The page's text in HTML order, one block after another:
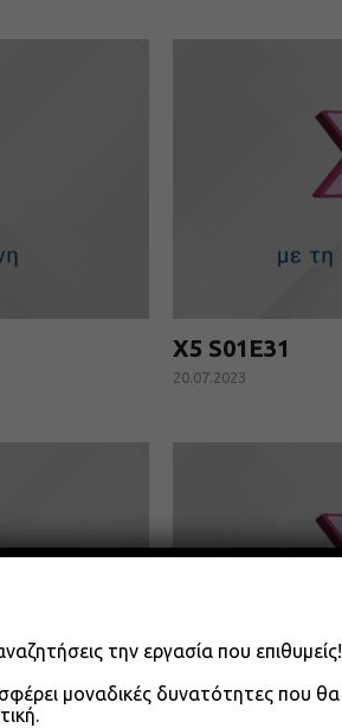
X5 S01E31
20.07.2023
την εργασία που επιθυμείς!
μοναδικές δυνατότητες που θα